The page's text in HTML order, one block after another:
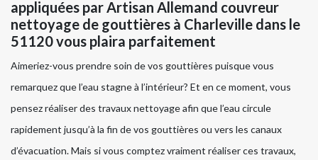
appliquées par Artisan Allemand couvreur
nettoyage de gouttières à Charleville dans le
51120 vous plaira parfaitement
Aimeriez-vous prendre soin de vos gouttières puisque vous
remarquez que l’eau stagne à l’intérieur? Et en ce moment, vous
pensez réaliser des travaux nettoyage afin que l’eau circule
rapidement jusqu’à la fin de vos gouttières ou vers les canaux
d’évacuation. Mais si vous comptez vraiment réaliser ces travaux,